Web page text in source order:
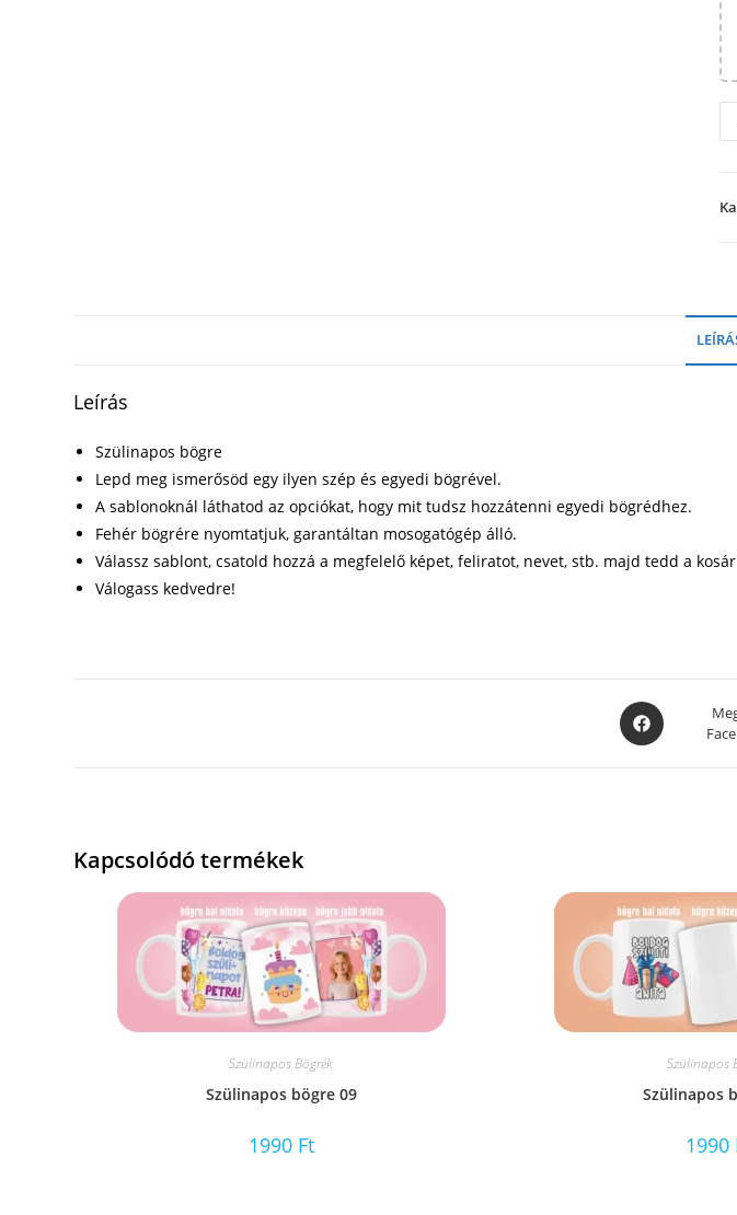
Leírás
Szülinapos bögre
Lepd meg ismerősöd egy ilyen szép és egyedi bögrével.
A sablonoknál láthatod az opciókat, hogy mit tudsz hozzátenni egyedi bögrédhez.
Fehér bögrére nyomtatjuk, garantáltan mosogatógép álló.
Válassz sablont, csatold hozzá a megfelelő képet, feliratot, nevet, stb. majd tedd a
Válogass kedvedre!
Opens
in
Kapcsolódó termékek
Szülinapos Bögrék
Szülinapos bögre 09
1990 Ft
Szülinapos
Szülinapos
1990